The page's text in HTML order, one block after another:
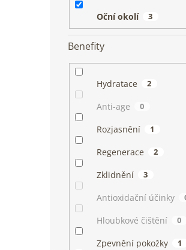
Oční okolí 3
Benefity
Hydratace 2
Anti-age 0
Rozjasnění 1
Regenerace 2
Zklidnění 3
Antioxidační účinky
Hloubkové čištění 0
Zpevnění pokožky 1